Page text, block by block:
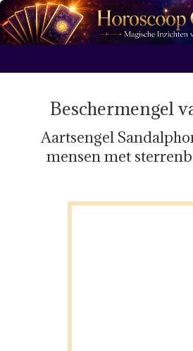
Beschermengel
Aartsengel
mensen met